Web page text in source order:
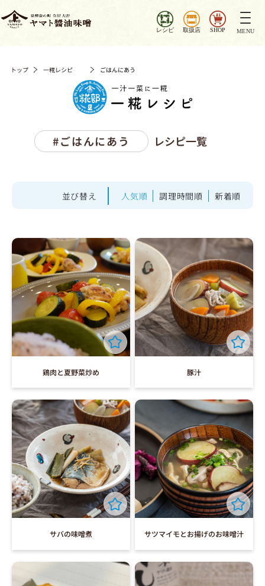
レシピ 取扱店 SHOP
ナ
ビ
MENU
トップ 一糀レシピ ごはんにあう
#ごはんにあう レシピ一覧
並び替え 人気順 調理時間順 新着順
鶏肉と夏野菜炒め 豚汁
サバの味噌煮 サツマイモとお揚げのお味噌汁